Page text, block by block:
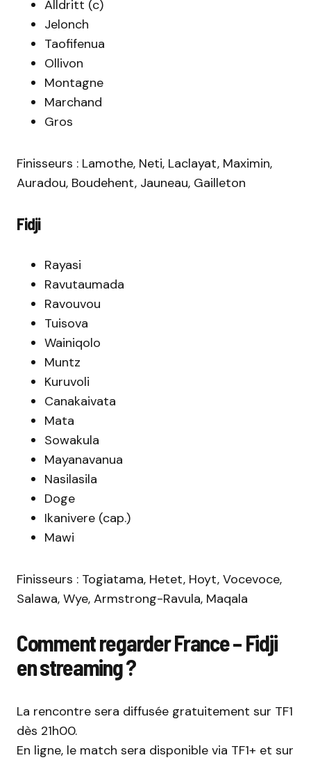
Alldritt (c)
Jelonch
Taofifenua
Ollivon
Montagne
Marchand
Gros
Finisseurs : Lamothe, Neti, Laclayat, Maximin,
Auradou, Boudehent, Jauneau, Gailleton
Fidji
Rayasi
Ravutaumada
Ravouvou
Tuisova
Wainiqolo
Muntz
Kuruvoli
Canakaivata
Mata
Sowakula
Mayanavanua
Nasilasila
Doge
Ikanivere (cap.)
Mawi
Finisseurs : Togiatama, Hetet, Hoyt, Vocevoce,
Salawa, Wye, Armstrong-Ravula, Maqala
Comment regarder France – Fidji
en streaming ?
La rencontre sera diffusée gratuitement sur TF1
dès 21h00.
En ligne, le match sera disponible via TF1+ et sur